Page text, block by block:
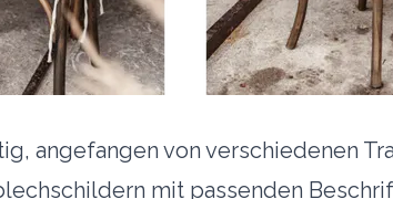
angefangen von verschiedenen
mit passenden